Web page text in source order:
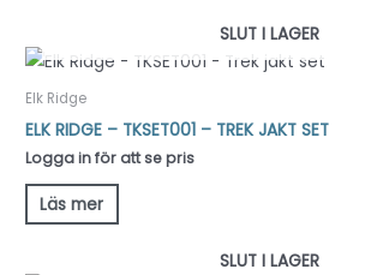
SLUT I LAGER
Elk Ridge
ELK RIDGE – TKSET001 – TREK JAKT SET
Logga in för att se pris
Läs mer
SLUT I LAGER